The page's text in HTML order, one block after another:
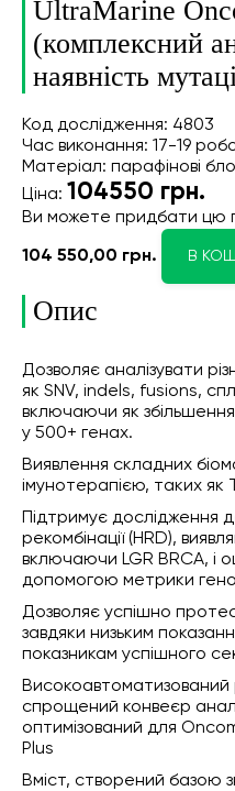
UltraMarine
(комплексний
наявність
Код дослідження: 4803
Час виконання: 17-19
Матеріал: парафінові
Ціна: 104550 грн.
Ви можете придбати цю
104 550,00 грн. В
Опис
Дозволяє аналізувати
як SNV, indels, fusions,
включаючи як збільшення,
у 500+ генах.
Виявлення складних
імунотерапією, таких як
Підтримує дослідження
рекомбінації (HRD),
включаючи LGR BRCA, і
допомогою метрики
Дозволяє успішно
завдяки низьким
показникам успішного
спрощений конвеєр
оптимізований для
Plus
Вміст, створений базою